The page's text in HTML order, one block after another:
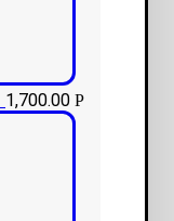
1,700.00 Р